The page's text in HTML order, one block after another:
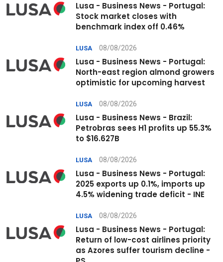
Lusa - Business News - Portugal:
Stock market closes with
benchmark index off 0.46%
LUSA 08/08/2026
Lusa - Business News - Portugal:
North-east region almond growers
optimistic for upcoming harvest
LUSA 08/08/2026
Lusa - Business News - Brazil:
Petrobras sees H1 profits up 55.3%
to $16.627B
LUSA 08/08/2026
Lusa - Business News - Portugal:
2025 exports up 0.1%, imports up
4.5% widening trade deficit - INE
LUSA 08/08/2026
Lusa - Business News - Portugal:
Return of low-cost airlines priority
as Azores suffer tourism decline -